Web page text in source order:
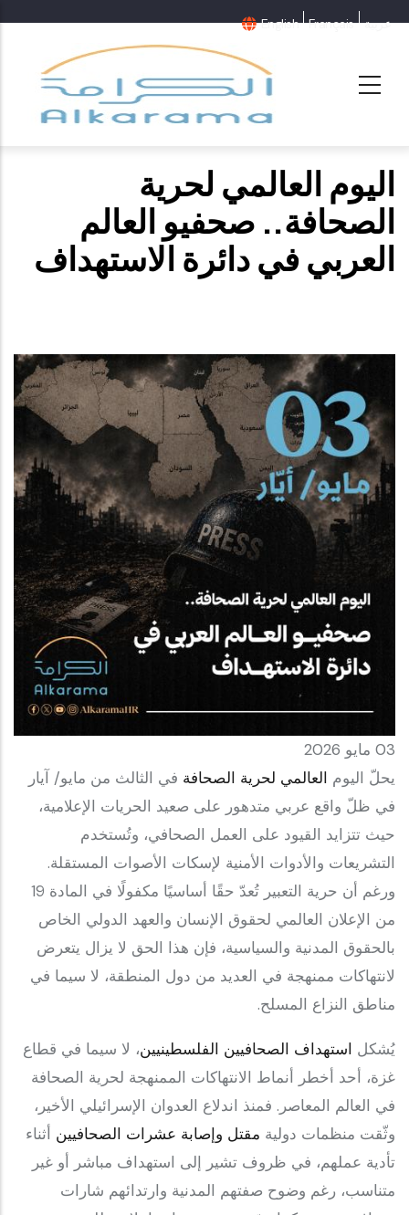
English Français عربية
اليوم العالمي لحرية
الصحافة.. صحفيو العالم
العربي في دائرة الاستهداف
03 مايو 2026
يحلّ اليوم العالمي لحرية الصحافة في الثالث من مايو/ آيار
في ظلّ واقع عربي متدهور على صعيد الحريات الإعلامية،
حيث تتزايد القيود على العمل الصحافي، وتُستخدم
التشريعات والأدوات الأمنية لإسكات الأصوات المستقلة.
ورغم أن حرية التعبير تُعدّ حقًا أساسيًا مكفولًا في المادة 19
من الإعلان العالمي لحقوق الإنسان والعهد الدولي الخاص
بالحقوق المدنية والسياسية، فإن هذا الحق لا يزال يتعرض
لانتهاكات ممنهجة في العديد من دول المنطقة، لا سيما في
مناطق النزاع المسلح.
يُشكل استهداف الصحافيين الفلسطينيين، لا سيما في قطاع
غزة، أحد أخطر أنماط الانتهاكات الممنهجة لحرية الصحافة
في العالم المعاصر. فمنذ اندلاع العدوان الإسرائيلي الأخير،
وثّقت منظمات دولية مقتل وإصابة عشرات الصحافيين أثناء
تأدية عملهم، في ظروف تشير إلى استهداف مباشر أو غير
متناسب، رغم وضوح صفتهم المدنية وارتدائهم شارات